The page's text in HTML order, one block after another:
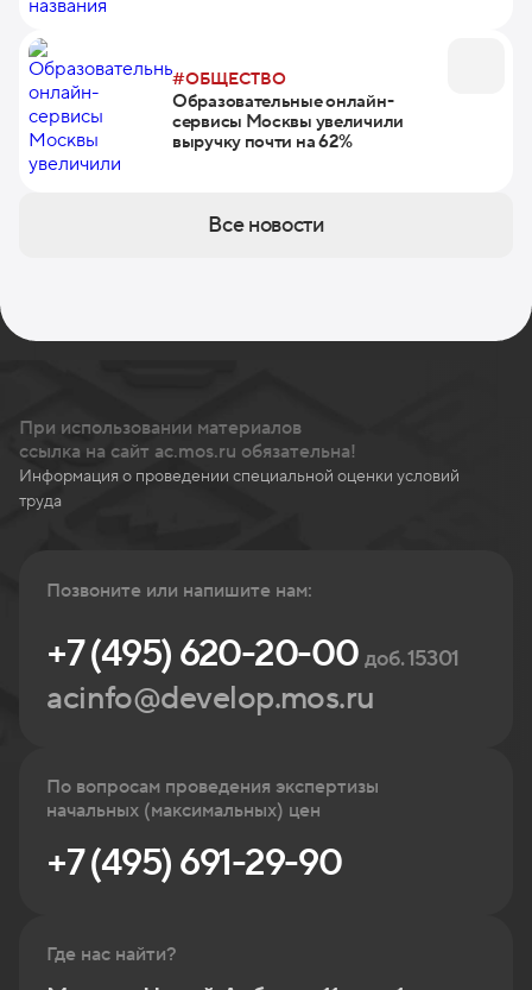
#ОБЩЕСТВО
Образовательные онлайн-
сервисы Москвы увеличили
выручку почти на 62%
Все новости
При использовании материалов
ссылка на сайт ac.mos.ru обязательна!
Информация о проведении специальной оценки условий
труда
Позвоните или напишите нам:
+7 (495) 620-20-00доб. 15301
acinfo@develop.mos.ru
По вопросам проведения экспертизы
начальных (максимальных) цен
+7 (495) 691-29-90
Где нас найти?